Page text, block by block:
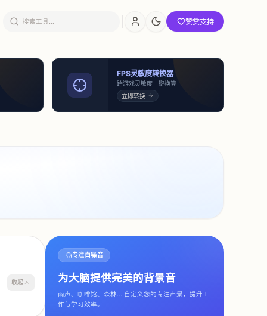
赞赏支持
FPS灵敏度转换器
跨游戏灵敏度一键换算
立即转换
收起
专注白噪音
为大脑提供完美的背景音
雨声、咖啡馆、森林... 自定义您的专注声景，提升工
作与学习效率。